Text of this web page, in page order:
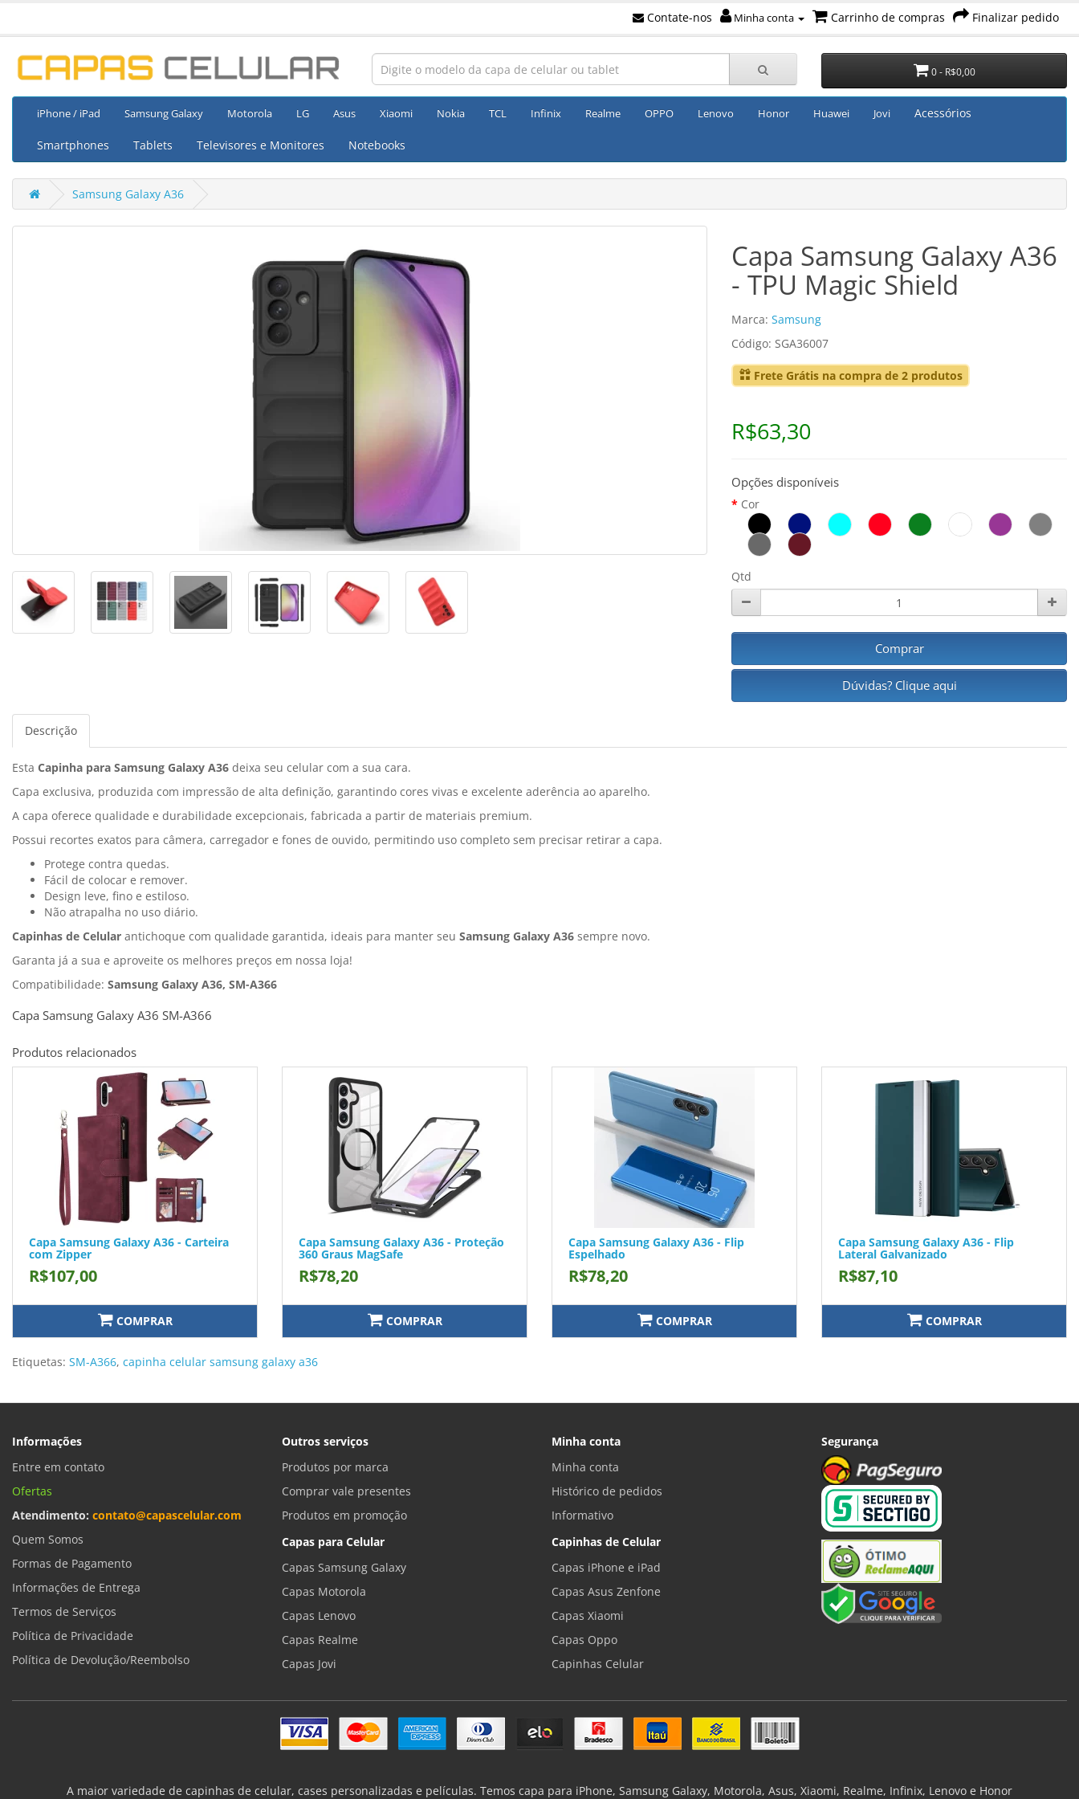
Contate-nos Minha conta Carrinho de compras Finalizar pedido
0 - R$0,00
iPhone / iPad Samsung Galaxy Motorola LG Asus Xiaomi Nokia TCL Infinix Realme OPPO Lenovo Honor Huawei Jovi Acessórios
Smartphones Tablets Televisores e Monitores Notebooks
Samsung Galaxy A36
Capa Samsung Galaxy A36
- TPU Magic Shield
Marca: Samsung
Código: SGA36007
Frete Grátis na compra de 2 produtos
R$63,30
Opções disponíveis
Cor
Qtd
Comprar
Dúvidas? Clique aqui
Descrição
Esta Capinha para Samsung Galaxy A36 deixa seu celular com a sua cara.
Capa exclusiva, produzida com impressão de alta definição, garantindo cores vivas e excelente aderência ao aparelho.
A capa oferece qualidade e durabilidade excepcionais, fabricada a partir de materiais premium.
Possui recortes exatos para câmera, carregador e fones de ouvido, permitindo uso completo sem precisar retirar a capa.
Protege contra quedas.
Fácil de colocar e remover.
Design leve, fino e estiloso.
Não atrapalha no uso diário.
Capinhas de Celular antichoque com qualidade garantida, ideais para manter seu Samsung Galaxy A36 sempre novo.
Garanta já a sua e aproveite os melhores preços em nossa loja!
Compatibilidade: Samsung Galaxy A36, SM-A366
Capa Samsung Galaxy A36 SM-A366
Produtos relacionados
Capa Samsung Galaxy A36 - Carteira
com Zipper
R$107,00
COMPRAR
Capa Samsung Galaxy A36 - Proteção
360 Graus MagSafe
R$78,20
COMPRAR
Capa Samsung Galaxy A36 - Flip
Espelhado
R$78,20
COMPRAR
Capa Samsung Galaxy A36 - Flip
Lateral Galvanizado
R$87,10
COMPRAR
Etiquetas: SM-A366, capinha celular samsung galaxy a36
Informações
Entre em contato
Ofertas
Atendimento: contato@capascelular.com
Quem Somos
Formas de Pagamento
Informações de Entrega
Termos de Serviços
Política de Privacidade
Política de Devolução/Reembolso
Outros serviços
Produtos por marca
Comprar vale presentes
Produtos em promoção
Capas para Celular
Capas Samsung Galaxy
Capas Motorola
Capas Lenovo
Capas Realme
Capas Jovi
Minha conta
Minha conta
Histórico de pedidos
Informativo
Capinhas de Celular
Capas iPhone e iPad
Capas Asus Zenfone
Capas Xiaomi
Capas Oppo
Capinhas Celular
Segurança
A maior variedade de capinhas de celular, cases personalizadas e películas. Temos capa para iPhone, Samsung Galaxy, Motorola, Asus, Xiaomi, Realme, Infinix, Lenovo e Honor